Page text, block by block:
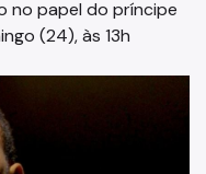
no papel do príncipe
(24), às 13h